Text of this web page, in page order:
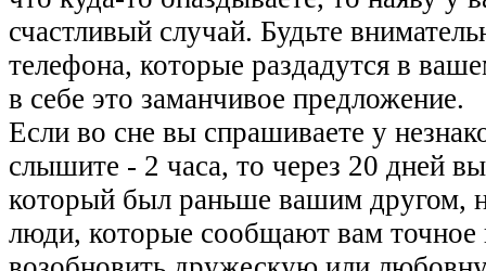
счастливый случай. Будьте
телефона, которые раздадутся в
в себе это заманчивое предложение.
Если во сне вы спрашиваете у
слышите - 2 часа, то через 20 дней
который был раньше вашим другом,
люди, которые сообщают вам точное